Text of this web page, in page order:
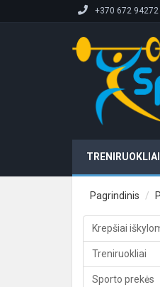
+370 672 94272
TRENIRUOKLIAI
Pagrindinis
Krepšiai
Treniruokliai
Sporto prekės